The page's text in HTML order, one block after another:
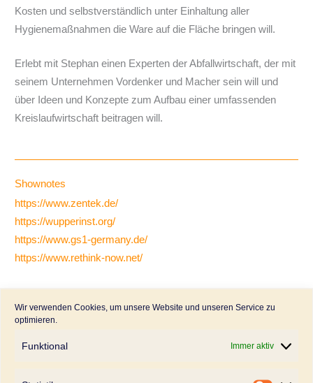
Wir verwenden Cookies, um unsere Website und unseren Service zu
optimieren.
Funktional Immer aktiv
Kosten und selbstverständlich unter Einhaltung aller
Hygienemaßnahmen die Ware auf die Fläche bringen will.
Erlebt mit Stephan einen Experten der Abfallwirtschaft, der mit
seinem Unternehmen Vordenker und Macher sein will und
über Ideen und Konzepte zum Aufbau einer umfassenden
Kreislaufwirtschaft beitragen will.
Shownotes
https://www.zentek.de/
https://wupperinst.org/
https://www.gs1-germany.de/
https://www.rethink-now.net/
Weitere Folgen